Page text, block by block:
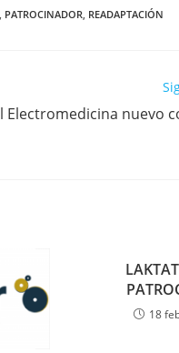
, PATROCINADOR, READAPTACIÓN
Electromedicina nuevo
18